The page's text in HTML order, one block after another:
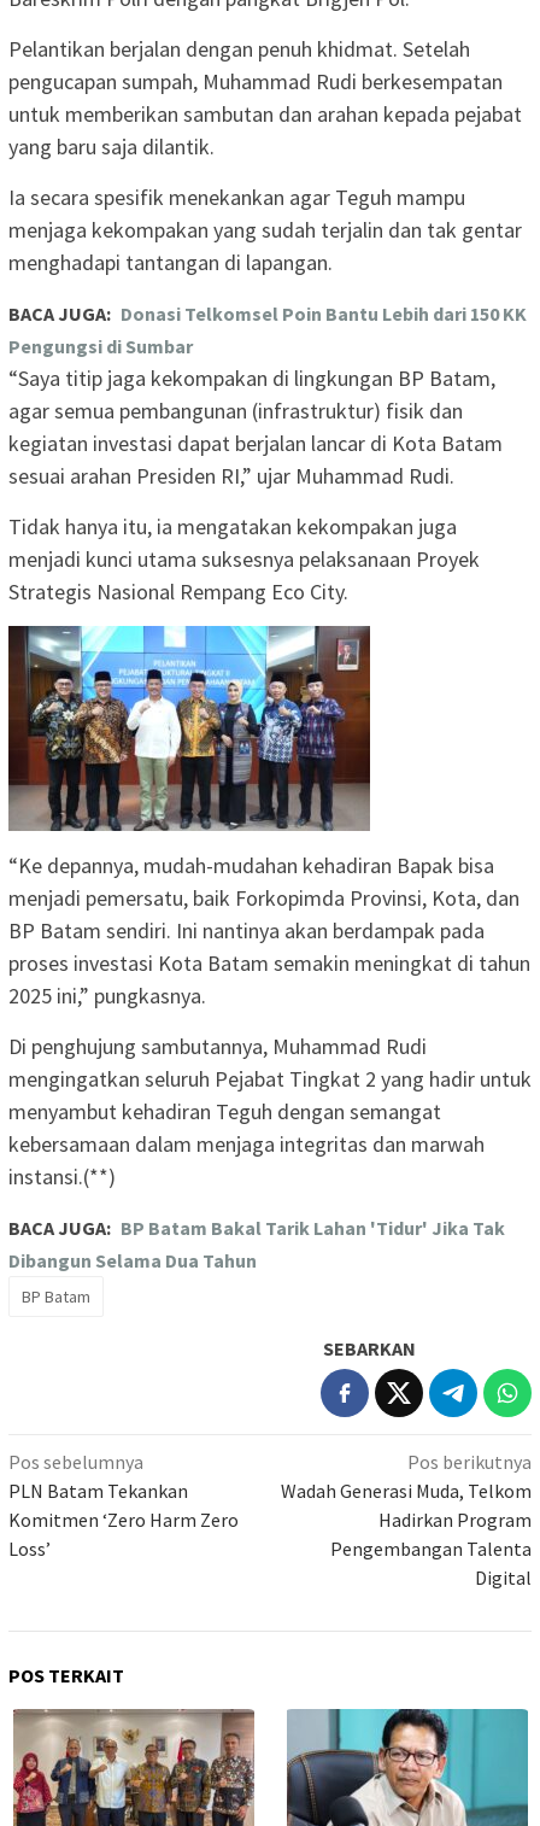
Pelantikan berjalan dengan penuh khidmat. Setelah
pengucapan sumpah, Muhammad Rudi berkesempatan
untuk memberikan sambutan dan arahan kepada pejabat
yang baru saja dilantik.
Ia secara spesifik menekankan agar Teguh mampu
menjaga kekompakan yang sudah terjalin dan tak gentar
menghadapi tantangan di lapangan.
BACA JUGA: Donasi Telkomsel Poin Bantu Lebih dari 150 KK
Pengungsi di Sumbar
“Saya titip jaga kekompakan di lingkungan BP Batam,
agar semua pembangunan (infrastruktur) fisik dan
kegiatan investasi dapat berjalan lancar di Kota Batam
sesuai arahan Presiden RI,” ujar Muhammad Rudi.
Tidak hanya itu, ia mengatakan kekompakan juga
menjadi kunci utama suksesnya pelaksanaan Proyek
Strategis Nasional Rempang Eco City.
“Ke depannya, mudah-mudahan kehadiran Bapak bisa
menjadi pemersatu, baik Forkopimda Provinsi, Kota, dan
BP Batam sendiri. Ini nantinya akan berdampak pada
proses investasi Kota Batam semakin meningkat di tahun
2025 ini,” pungkasnya.
Di penghujung sambutannya, Muhammad Rudi
mengingatkan seluruh Pejabat Tingkat 2 yang hadir untuk
menyambut kehadiran Teguh dengan semangat
kebersamaan dalam menjaga integritas dan marwah
instansi.(**)
BACA JUGA: BP Batam Bakal Tarik Lahan 'Tidur' Jika Tak
Dibangun Selama Dua Tahun
BP Batam
SEBARKAN
Navigasi
pos
Pos sebelumnya
PLN Batam Tekankan
Komitmen ‘Zero Harm Zero
Loss’
Pos berikutnya
Wadah Generasi Muda, Telkom
Hadirkan Program
Pengembangan Talenta
Digital
POS TERKAIT